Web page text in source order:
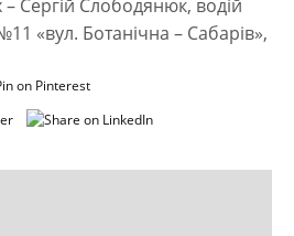
– Сергій Слободянюк, водій
«вул. Ботанічна – Сабарів»,